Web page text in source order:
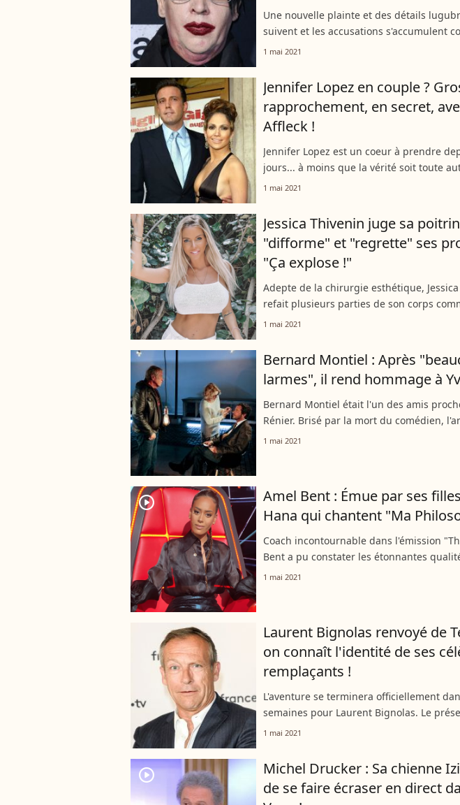
Une nouvelle plainte et des détails
suivent et les accusations s'accumulent
Manson. Après de lourdes accusations au
1 mai 2021
Jennifer Lopez en couple ?
rapprochement, en secret,
Affleck !
Jennifer Lopez est un coeur à prendre
jours... à moins que la vérité soit toute
d'Alex Rodriguez, la divine chanteuse
1 mai 2021
Jessica Thivenin juge sa
"difforme" et "regrette" ses
"Ça explose !"
Adepte de la chirurgie esthétique,
refait plusieurs parties de son corps
menton, les fesses ou les seins. Gênée
1 mai 2021
Bernard Montiel : Après
larmes", il rend hommage à
Bernard Montiel était l'un des amis
Rénier. Brisé par la mort du comédien,
rendu hommage à plusieurs reprises et
1 mai 2021
player2
Amel Bent : Émue par ses
Hana qui chantent "Ma
Coach incontournable dans l'émission
Bent a pu constater les étonnantes
artistiques de ses filles Sofia et Hana.
1 mai 2021
Laurent Bignolas renvoyé de
on connaît l'identité de ses
remplaçants !
L'aventure se terminera officiellement
semaines pour Laurent Bignolas. Le
s'occupait de l'émission "Télématin"
1 mai 2021
player2
Michel Drucker : Sa chienne
de se faire écraser en direct